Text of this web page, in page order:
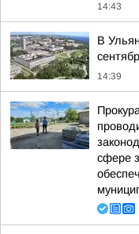
14:43
В
14:39
сфере